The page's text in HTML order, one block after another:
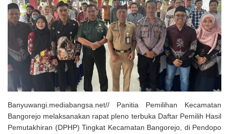
Uji Coba Program NADI JKN
Banyuwangi.mediabangsa.net// Panitia Pemilihan Kecamatan
Bangorejo melaksanakan rapat pleno terbuka Daftar Pemilih Hasil
Pemutakhiran (DPHP) Tingkat Kecamatan Bangorejo, di Pendopo